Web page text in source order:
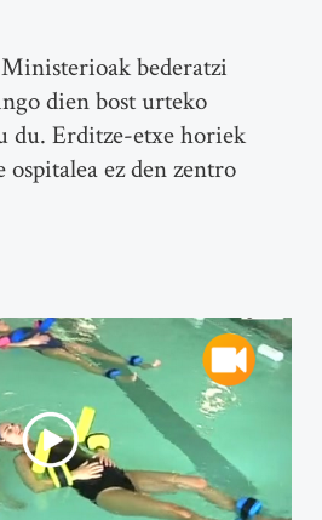
bederatzi
dien bost urteko
du. Erditze-etxe horiek
ez den zentro